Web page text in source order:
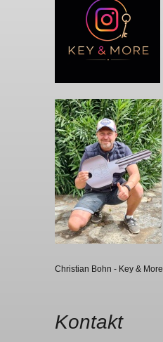
Christian Bohn - Key & More
Kontakt